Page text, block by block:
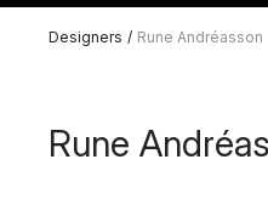
Designers / Rune Andréasson
Rune